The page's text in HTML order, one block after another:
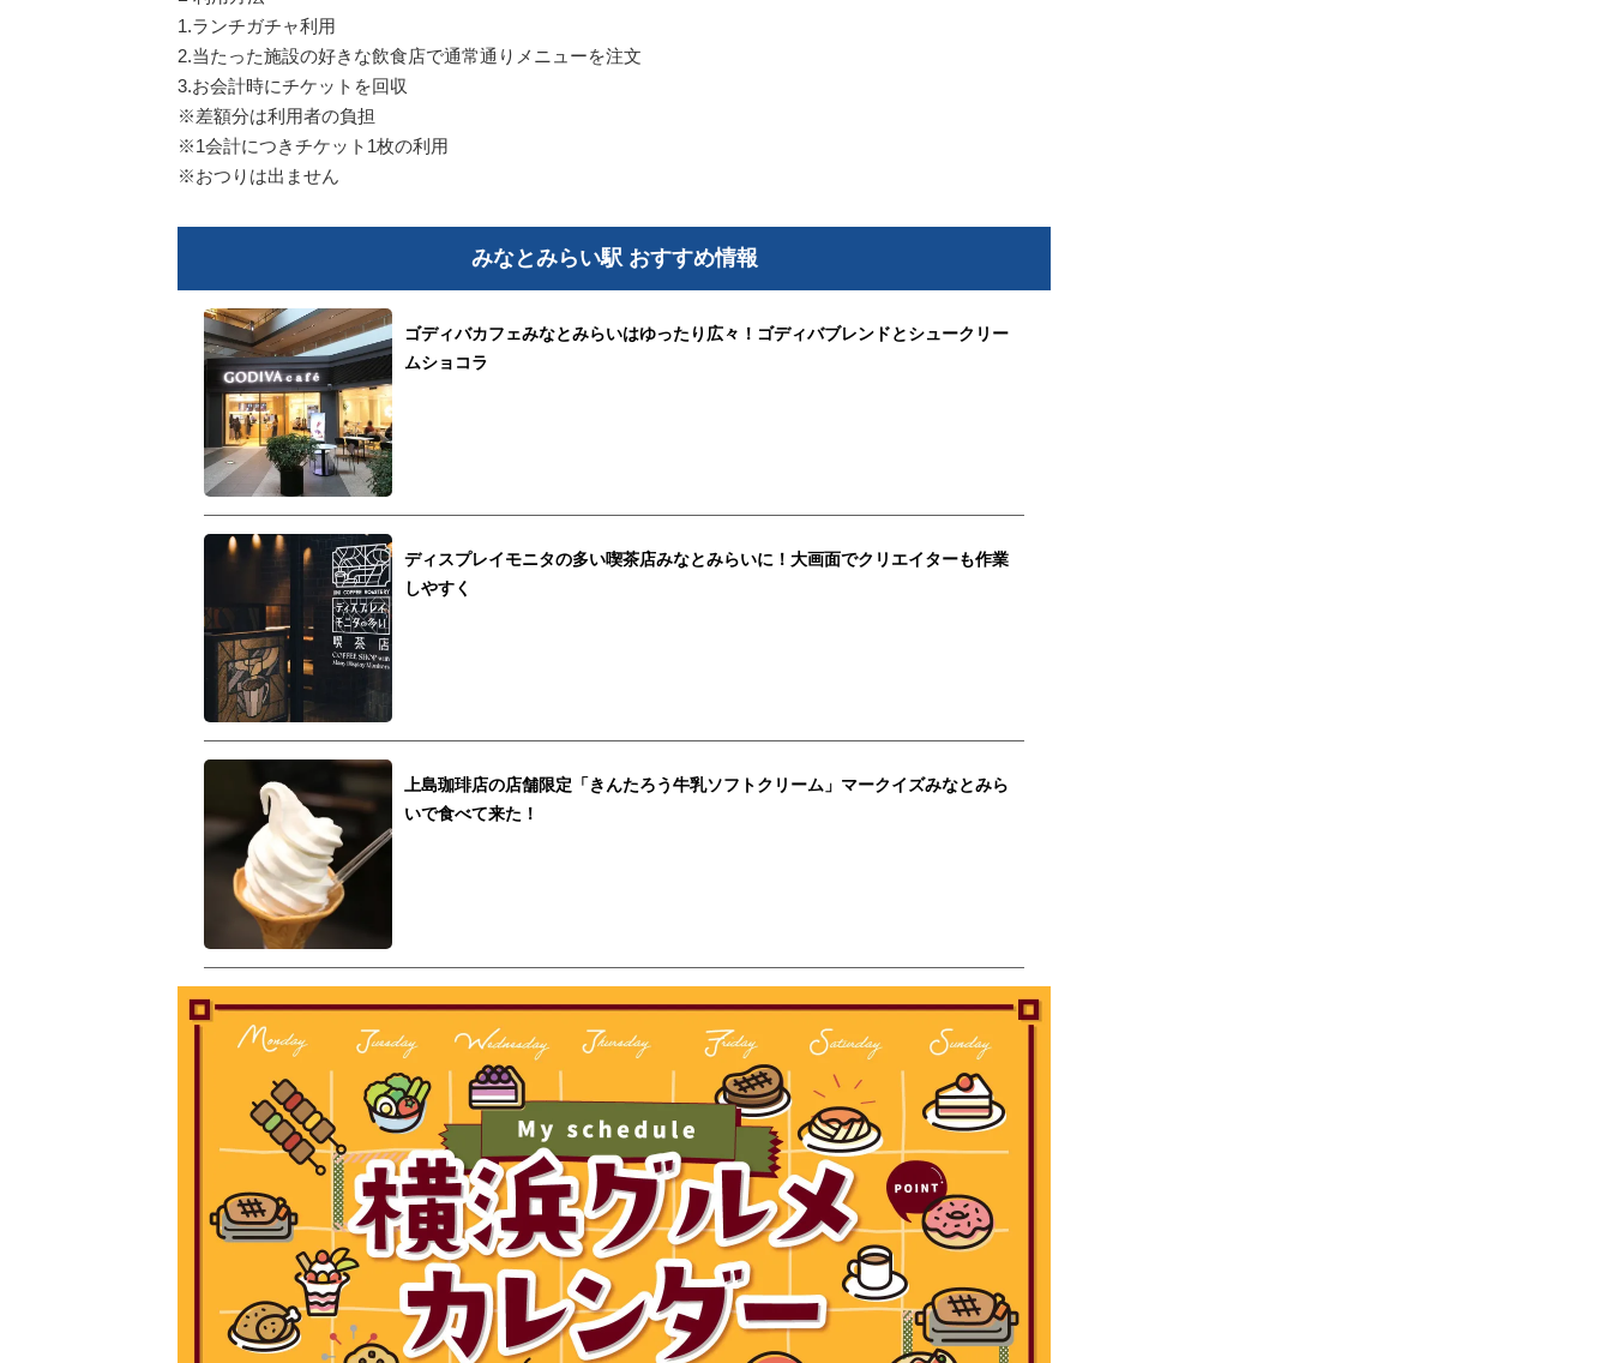
1.ランチガチャ利用
2.当たった施設の好きな飲食店で通常通りメニューを注文
3.お会計時にチケットを回収
※差額分は利用者の負担
※1会計につきチケット1枚の利用
※おつりは出ません
みなとみらい駅 おすすめ情報
ゴディバカフェみなとみらいはゆったり広々！ゴディバブレンドとシュークリー
ムショコラ
ディスプレイモニタの多い喫茶店みなとみらいに！大画面でクリエイターも作業
しやすく
上島珈琲店の店舗限定「きんたろう牛乳ソフトクリーム」マークイズみなとみら
いで食べて来た！